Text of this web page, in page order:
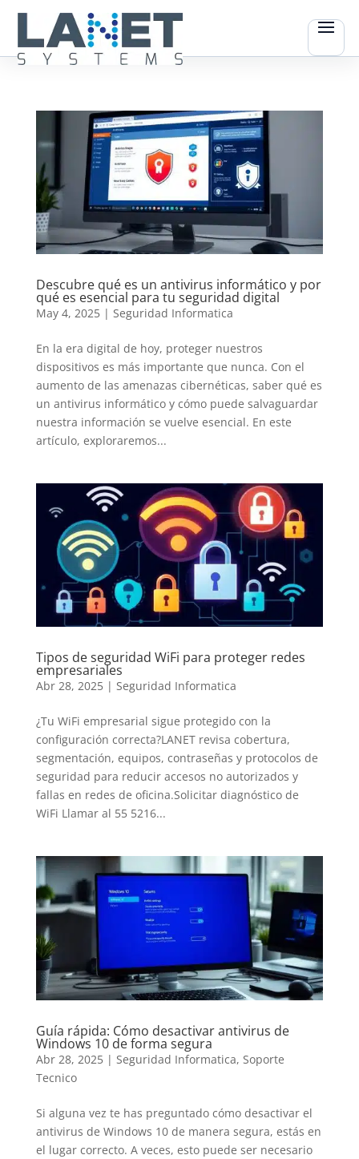
Descubre qué es un antivirus informático y por
qué es esencial para tu seguridad digital
May 4, 2025| Seguridad Informatica
En la era digital de hoy, proteger nuestros
dispositivos es más importante que nunca. Con el
aumento de las amenazas cibernéticas, saber qué es
un antivirus informático y cómo puede salvaguardar
nuestra información se vuelve esencial. En este
artículo, exploraremos...
Tipos de seguridad WiFi para proteger redes
empresariales
Abr 28, 2025| Seguridad Informatica
¿Tu WiFi empresarial sigue protegido con la
configuración correcta?LANET revisa cobertura,
segmentación, equipos, contraseñas y protocolos de
seguridad para reducir accesos no autorizados y
fallas en redes de oficina.Solicitar diagnóstico de
WiFi Llamar al 55 5216...
Guía rápida: Cómo desactivar antivirus de
Windows 10 de forma segura
Abr 28, 2025| Seguridad Informatica, Soporte
Tecnico
Si alguna vez te has preguntado cómo desactivar el
antivirus de Windows 10 de manera segura, estás en
el lugar correcto. A veces, esto puede ser necesario